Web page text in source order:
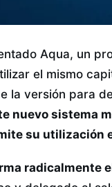
Aqua, un
el mismo
la versión para
nuevo sistema
su utilización
radicalmente